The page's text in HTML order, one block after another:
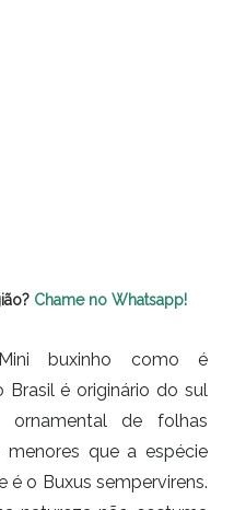
Chame no Whatsapp!
buxinho como é
é originário do sul
de folhas
menores que a espécie
é o Buxus sempervirens.